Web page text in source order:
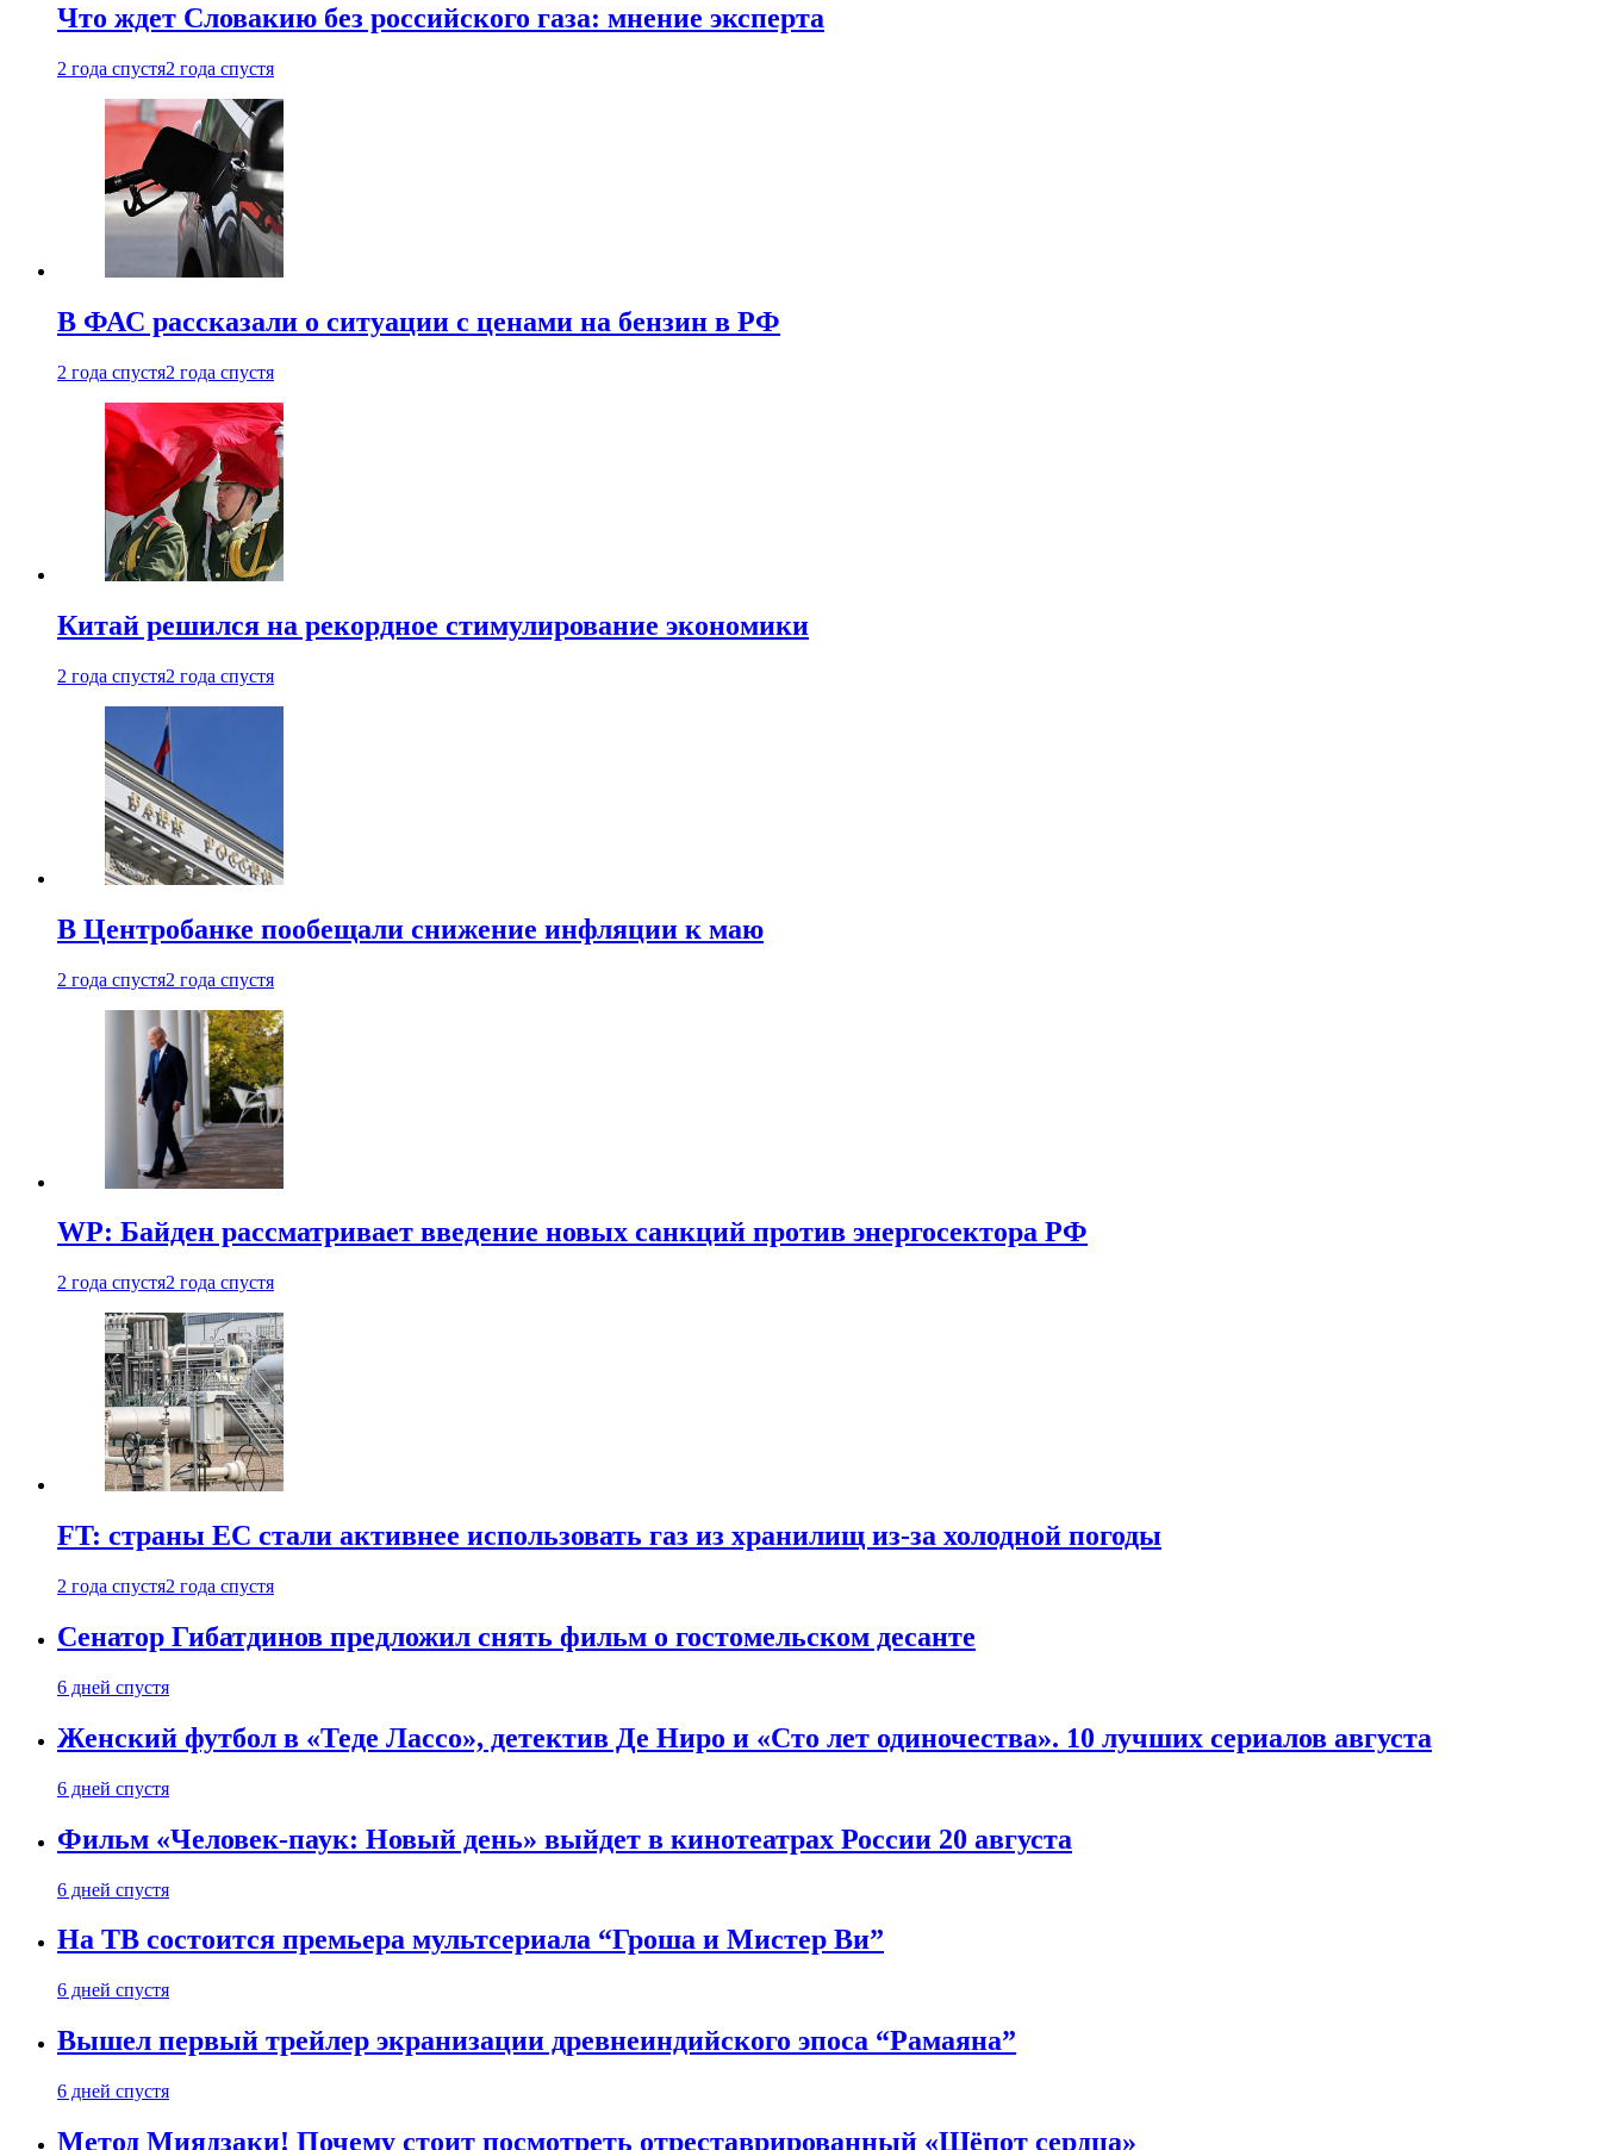
Что ждет Словакию без российского газа: мнение эксперта
2 года спустя2 года спустя
В ФАС рассказали о ситуации с ценами на бензин в РФ
2 года спустя2 года спустя
Китай решился на рекордное стимулирование экономики
2 года спустя2 года спустя
В Центробанке пообещали снижение инфляции к маю
2 года спустя2 года спустя
WP: Байден рассматривает введение новых санкций против энергосектора РФ
2 года спустя2 года спустя
FT: страны ЕС стали активнее использовать газ из хранилищ из-за холодной погоды
2 года спустя2 года спустя
Сенатор Гибатдинов предложил снять фильм о гостомельском десанте
6 дней спустя
Женский футбол в «Теде Лассо», детектив Де Ниро и «Сто лет одиночества». 10 лучших сериалов августа
6 дней спустя
Фильм «Человек-паук: Новый день» выйдет в кинотеатрах России 20 августа
6 дней спустя
На ТВ состоится премьера мультсериала “Гроша и Мистер Ви”
6 дней спустя
Вышел первый трейлер экранизации древнеиндийского эпоса “Рамаяна”
6 дней спустя
Метод Миядзаки! Почему стоит посмотреть отреставрированный «Шёпот сердца»